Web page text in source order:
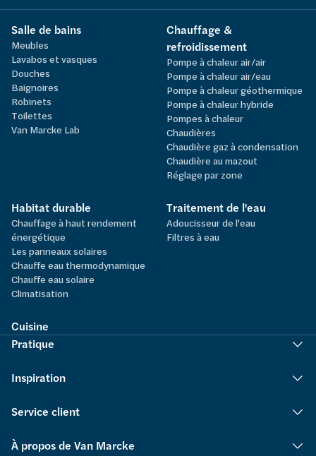
Salle de bains
Meubles
Lavabos et vasques
Douches
Baignoires
Robinets
Toilettes
Van Marcke Lab
Chauffage &
refroidissement
Pompe à chaleur air/air
Pompe à chaleur air/eau
Pompe à chaleur géothermique
Pompe à chaleur hybride
Pompes à chaleur
Chaudières
Chaudière gaz à condensation
Chaudière au mazout
Réglage par zone
Habitat durable
Chauffage à haut rendement
énergétique
Les panneaux solaires
Chauffe eau thermodynamique
Chauffe eau solaire
Climatisation
Traitement de l'eau
Adoucisseur de l'eau
Filtres à eau
Cuisine
Pratique
Inspiration
Service client
À propos de Van Marcke